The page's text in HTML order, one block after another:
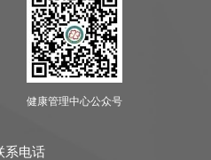
健康管理中心公众号
系电话